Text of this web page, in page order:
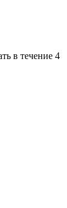
в течение 4